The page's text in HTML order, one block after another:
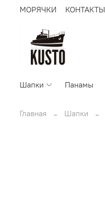
МОРЯЧКИ КОНТАКТЫ
Шапки Панамы
Главная Шапки